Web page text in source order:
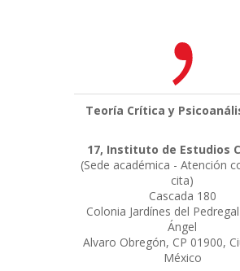
Teoría Crítica y
17, Instituto de Estudios
(Sede académica - Atención
cita)
Cascada 180
Colonia Jardínes del
Ángel
Alvaro Obregón, CP 01900,
México